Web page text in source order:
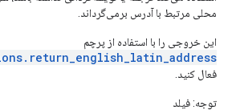
محلی مرتبط با آدرس برمی‌گرداند.
این خروجی را با استفاده از پرچم
فعال کنید.
توجه: فیلد